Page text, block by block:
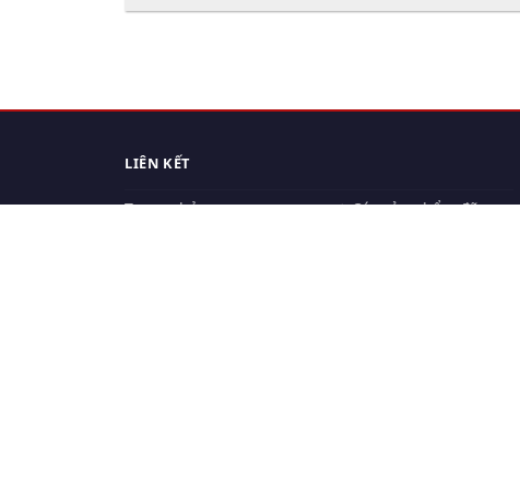
LIÊN KẾT
Trang chủ
Các sản phẩm đã